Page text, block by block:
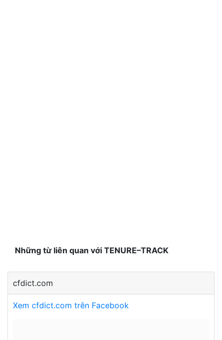
Những từ liên quan với TENURE–TRACK
cfdict.com
Xem cfdict.com trên Facebook